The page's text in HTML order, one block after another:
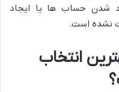
شدن حساب ها یا ایجاد
نشده است.
انتخاب